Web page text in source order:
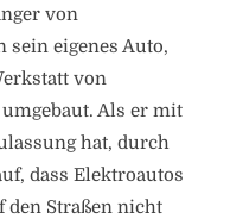
von
eigenes Auto,
von
Als er mit
hat, durch
dass Elektroautos
den Straßen nicht